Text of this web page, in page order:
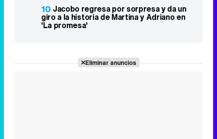
10 Jacobo regresa por sorpresa y da un
giro a la historia de Martina y Adriano en
'La promesa'
Eliminar anuncios